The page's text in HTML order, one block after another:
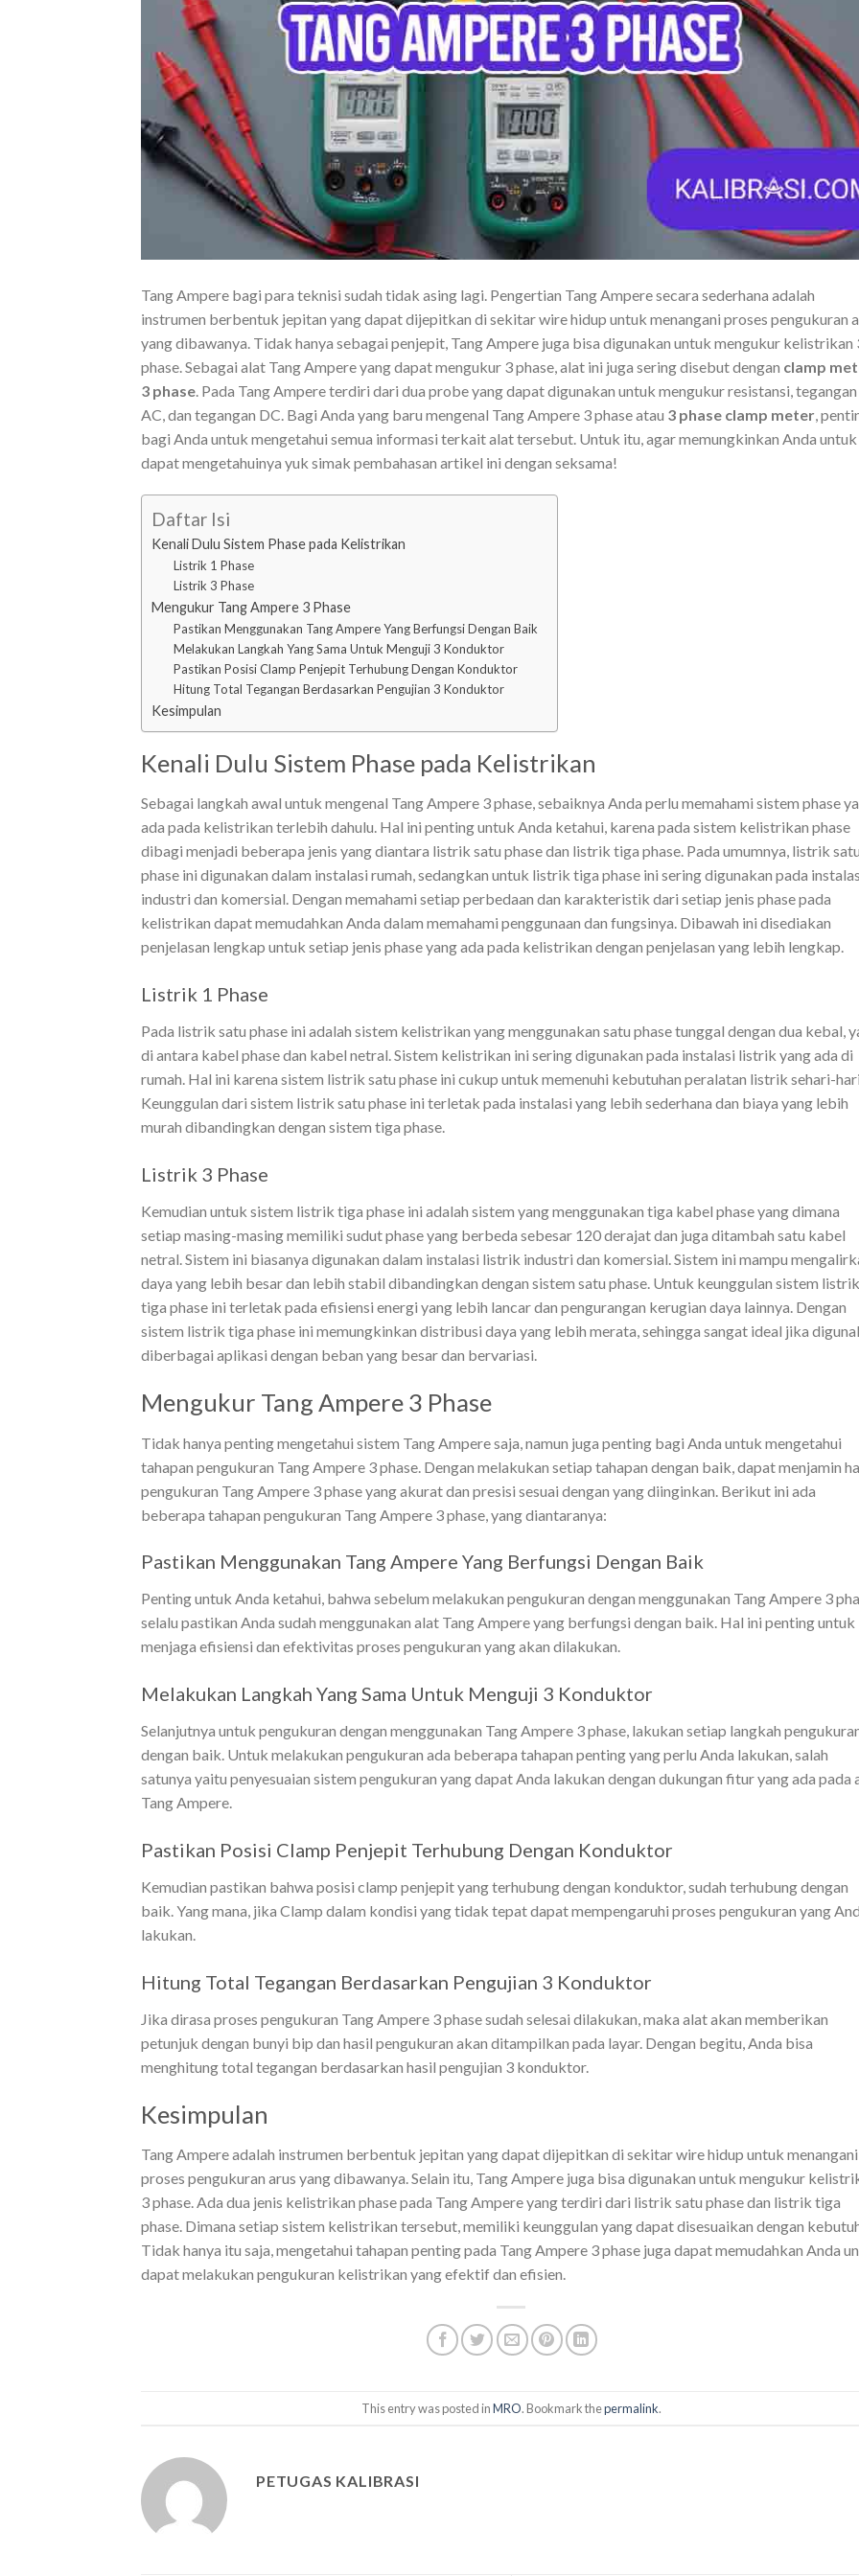
Tang Ampere bagi para teknisi sudah tidak asing lagi. Pengertian Tang Ampere secara sederhana adalah
instrumen berbentuk jepitan yang dapat dijepitkan di sekitar wire hidup untuk menangani proses pengukuran
yang dibawanya. Tidak hanya sebagai penjepit, Tang Ampere juga bisa digunakan untuk mengukur kelistrikan
phase. Sebagai alat Tang Ampere yang dapat mengukur 3 phase, alat ini juga sering disebut dengan clamp
3 phase. Pada Tang Ampere terdiri dari dua probe yang dapat digunakan untuk mengukur resistansi, tegangan
AC, dan tegangan DC. Bagi Anda yang baru mengenal Tang Ampere 3 phase atau 3 phase clamp meter,
bagi Anda untuk mengetahui semua informasi terkait alat tersebut. Untuk itu, agar memungkinkan Anda untuk
dapat mengetahuinya yuk simak pembahasan artikel ini dengan seksama!
Daftar Isi
Kenali Dulu Sistem Phase pada Kelistrikan
Listrik 1 Phase
Listrik 3 Phase
Mengukur Tang Ampere 3 Phase
Pastikan Menggunakan Tang Ampere Yang Berfungsi Dengan Baik
Melakukan Langkah Yang Sama Untuk Menguji 3 Konduktor
Pastikan Posisi Clamp Penjepit Terhubung Dengan Konduktor
Hitung Total Tegangan Berdasarkan Pengujian 3 Konduktor
Kesimpulan
Kenali Dulu Sistem Phase pada Kelistrikan
Sebagai langkah awal untuk mengenal Tang Ampere 3 phase, sebaiknya Anda perlu memahami sistem phase
ada pada kelistrikan terlebih dahulu. Hal ini penting untuk Anda ketahui, karena pada sistem kelistrikan phase
dibagi menjadi beberapa jenis yang diantara listrik satu phase dan listrik tiga phase. Pada umumnya, listrik satu
phase ini digunakan dalam instalasi rumah, sedangkan untuk listrik tiga phase ini sering digunakan pada
industri dan komersial. Dengan memahami setiap perbedaan dan karakteristik dari setiap jenis phase pada
kelistrikan dapat memudahkan Anda dalam memahami penggunaan dan fungsinya. Dibawah ini disediakan
penjelasan lengkap untuk setiap jenis phase yang ada pada kelistrikan dengan penjelasan yang lebih lengkap.
Listrik 1 Phase
Pada listrik satu phase ini adalah sistem kelistrikan yang menggunakan satu phase tunggal dengan dua kebal,
di antara kabel phase dan kabel netral. Sistem kelistrikan ini sering digunakan pada instalasi listrik yang ada di
rumah. Hal ini karena sistem listrik satu phase ini cukup untuk memenuhi kebutuhan peralatan listrik sehari-
Keunggulan dari sistem listrik satu phase ini terletak pada instalasi yang lebih sederhana dan biaya yang lebih
murah dibandingkan dengan sistem tiga phase.
Listrik 3 Phase
Kemudian untuk sistem listrik tiga phase ini adalah sistem yang menggunakan tiga kabel phase yang dimana
setiap masing-masing memiliki sudut phase yang berbeda sebesar 120 derajat dan juga ditambah satu kabel
netral. Sistem ini biasanya digunakan dalam instalasi listrik industri dan komersial. Sistem ini mampu
daya yang lebih besar dan lebih stabil dibandingkan dengan sistem satu phase. Untuk keunggulan sistem listrik
tiga phase ini terletak pada efisiensi energi yang lebih lancar dan pengurangan kerugian daya lainnya. Dengan
sistem listrik tiga phase ini memungkinkan distribusi daya yang lebih merata, sehingga sangat ideal jika
diberbagai aplikasi dengan beban yang besar dan bervariasi.
Mengukur Tang Ampere 3 Phase
Tidak hanya penting mengetahui sistem Tang Ampere saja, namun juga penting bagi Anda untuk mengetahui
tahapan pengukuran Tang Ampere 3 phase. Dengan melakukan setiap tahapan dengan baik, dapat menjamin
pengukuran Tang Ampere 3 phase yang akurat dan presisi sesuai dengan yang diinginkan. Berikut ini ada
beberapa tahapan pengukuran Tang Ampere 3 phase, yang diantaranya:
Pastikan Menggunakan Tang Ampere Yang Berfungsi Dengan Baik
Penting untuk Anda ketahui, bahwa sebelum melakukan pengukuran dengan menggunakan Tang Ampere 3
selalu pastikan Anda sudah menggunakan alat Tang Ampere yang berfungsi dengan baik. Hal ini penting untuk
menjaga efisiensi dan efektivitas proses pengukuran yang akan dilakukan.
Melakukan Langkah Yang Sama Untuk Menguji 3 Konduktor
Selanjutnya untuk pengukuran dengan menggunakan Tang Ampere 3 phase, lakukan setiap langkah
dengan baik. Untuk melakukan pengukuran ada beberapa tahapan penting yang perlu Anda lakukan, salah
satunya yaitu penyesuaian sistem pengukuran yang dapat Anda lakukan dengan dukungan fitur yang ada pada
Tang Ampere.
Pastikan Posisi Clamp Penjepit Terhubung Dengan Konduktor
Kemudian pastikan bahwa posisi clamp penjepit yang terhubung dengan konduktor, sudah terhubung dengan
baik. Yang mana, jika Clamp dalam kondisi yang tidak tepat dapat mempengaruhi proses pengukuran yang
lakukan.
Hitung Total Tegangan Berdasarkan Pengujian 3 Konduktor
Jika dirasa proses pengukuran Tang Ampere 3 phase sudah selesai dilakukan, maka alat akan memberikan
petunjuk dengan bunyi bip dan hasil pengukuran akan ditampilkan pada layar. Dengan begitu, Anda bisa
menghitung total tegangan berdasarkan hasil pengujian 3 konduktor.
Kesimpulan
Tang Ampere adalah instrumen berbentuk jepitan yang dapat dijepitkan di sekitar wire hidup untuk menangani
proses pengukuran arus yang dibawanya. Selain itu, Tang Ampere juga bisa digunakan untuk mengukur
3 phase. Ada dua jenis kelistrikan phase pada Tang Ampere yang terdiri dari listrik satu phase dan listrik tiga
phase. Dimana setiap sistem kelistrikan tersebut, memiliki keunggulan yang dapat disesuaikan dengan
Tidak hanya itu saja, mengetahui tahapan penting pada Tang Ampere 3 phase juga dapat memudahkan Anda
dapat melakukan pengukuran kelistrikan yang efektif dan efisien.
This entry was posted inMRO. Bookmark thepermalink.
PETUGAS KALIBRASI